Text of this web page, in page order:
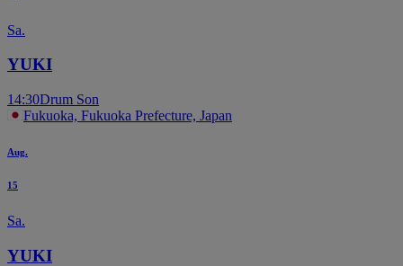
Sa.
YUKI
14:30Drum Son
Fukuoka, Fukuoka Prefecture, Japan
Aug.
15
Sa.
YUKI